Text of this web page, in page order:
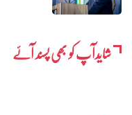
شایدآپ کو بھی پسند آئے